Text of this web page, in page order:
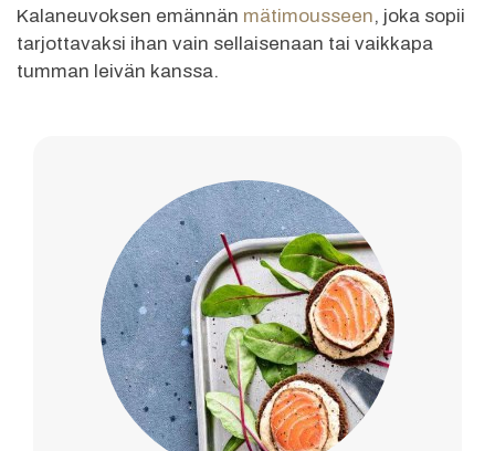
Kalaneuvoksen emännän mätimousseen, joka sopii
tarjottavaksi ihan vain sellaisenaan tai vaikkapa
tumman leivän kanssa.